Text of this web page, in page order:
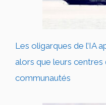
Les oligarques de l’IA
alors que leurs
communautés